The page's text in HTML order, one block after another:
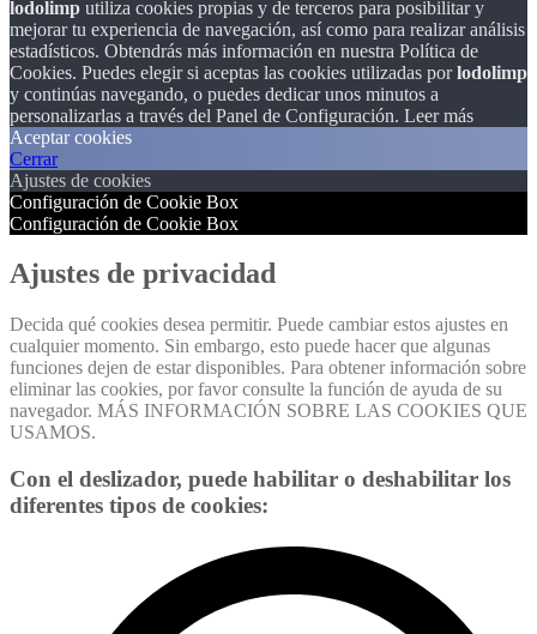
lodolimp utiliza cookies propias y de terceros para posibilitar y
mejorar tu experiencia de navegación, así como para realizar análisis
estadísticos. Obtendrás más información en nuestra Política de
Cookies. Puedes elegir si aceptas las cookies utilizadas porlodolimp
y continúas navegando, o puedes dedicar unos minutos a
personalizarlas a través del Panel de Configuración. Leer más
Aceptar cookies
Cerrar
Ajustes de cookies
Configuración de Cookie Box
Configuración de Cookie Box
Ajustes de privacidad
Decida qué cookies desea permitir. Puede cambiar estos ajustes en
cualquier momento. Sin embargo, esto puede hacer que algunas
funciones dejen de estar disponibles. Para obtener información sobre
eliminar las cookies, por favor consulte la función de ayuda de su
navegador. MÁS INFORMACIÓN SOBRE LAS COOKIES QUE
USAMOS.
Con el deslizador, puede habilitar o deshabilitar los
diferentes tipos de cookies: